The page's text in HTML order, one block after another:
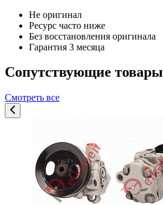
Не оригинал
Ресурс часто ниже
Без восстановления оригинала
Гарантия 3 месяца
Сопутствующие товары
Смотреть все